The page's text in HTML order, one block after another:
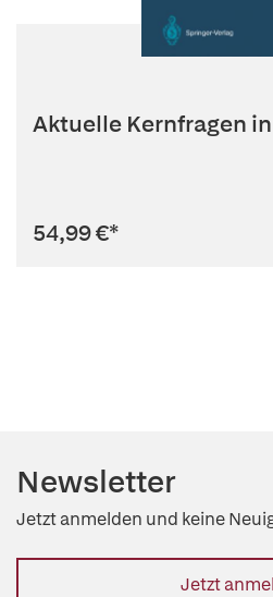
Aktuelle Kernfragen
54,99 €*
Newsletter
Jetzt anmelden und keine
Jetzt